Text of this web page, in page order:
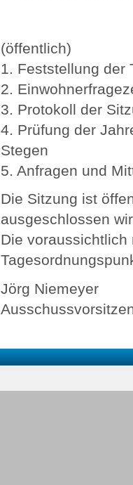
(öffentlich)
1. Feststellung der
2.
3. Protokoll der
4. Prüfung der
Stegen
5. Anfragen und
Die Sitzung ist
ausgeschlossen
Die
Jörg Niemeyer